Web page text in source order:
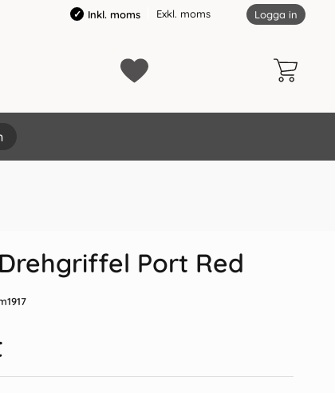
Inkl. moms Exkl. moms Logga in
Port Red